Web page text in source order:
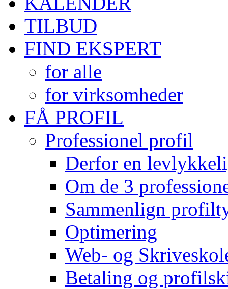
TILBUD
FIND EKSPERT
for alle
for virksomheder
FÅ PROFIL
Professionel profil
Derfor en
Om de 3
Sammenlign
Optimering
Web- og
Betaling og